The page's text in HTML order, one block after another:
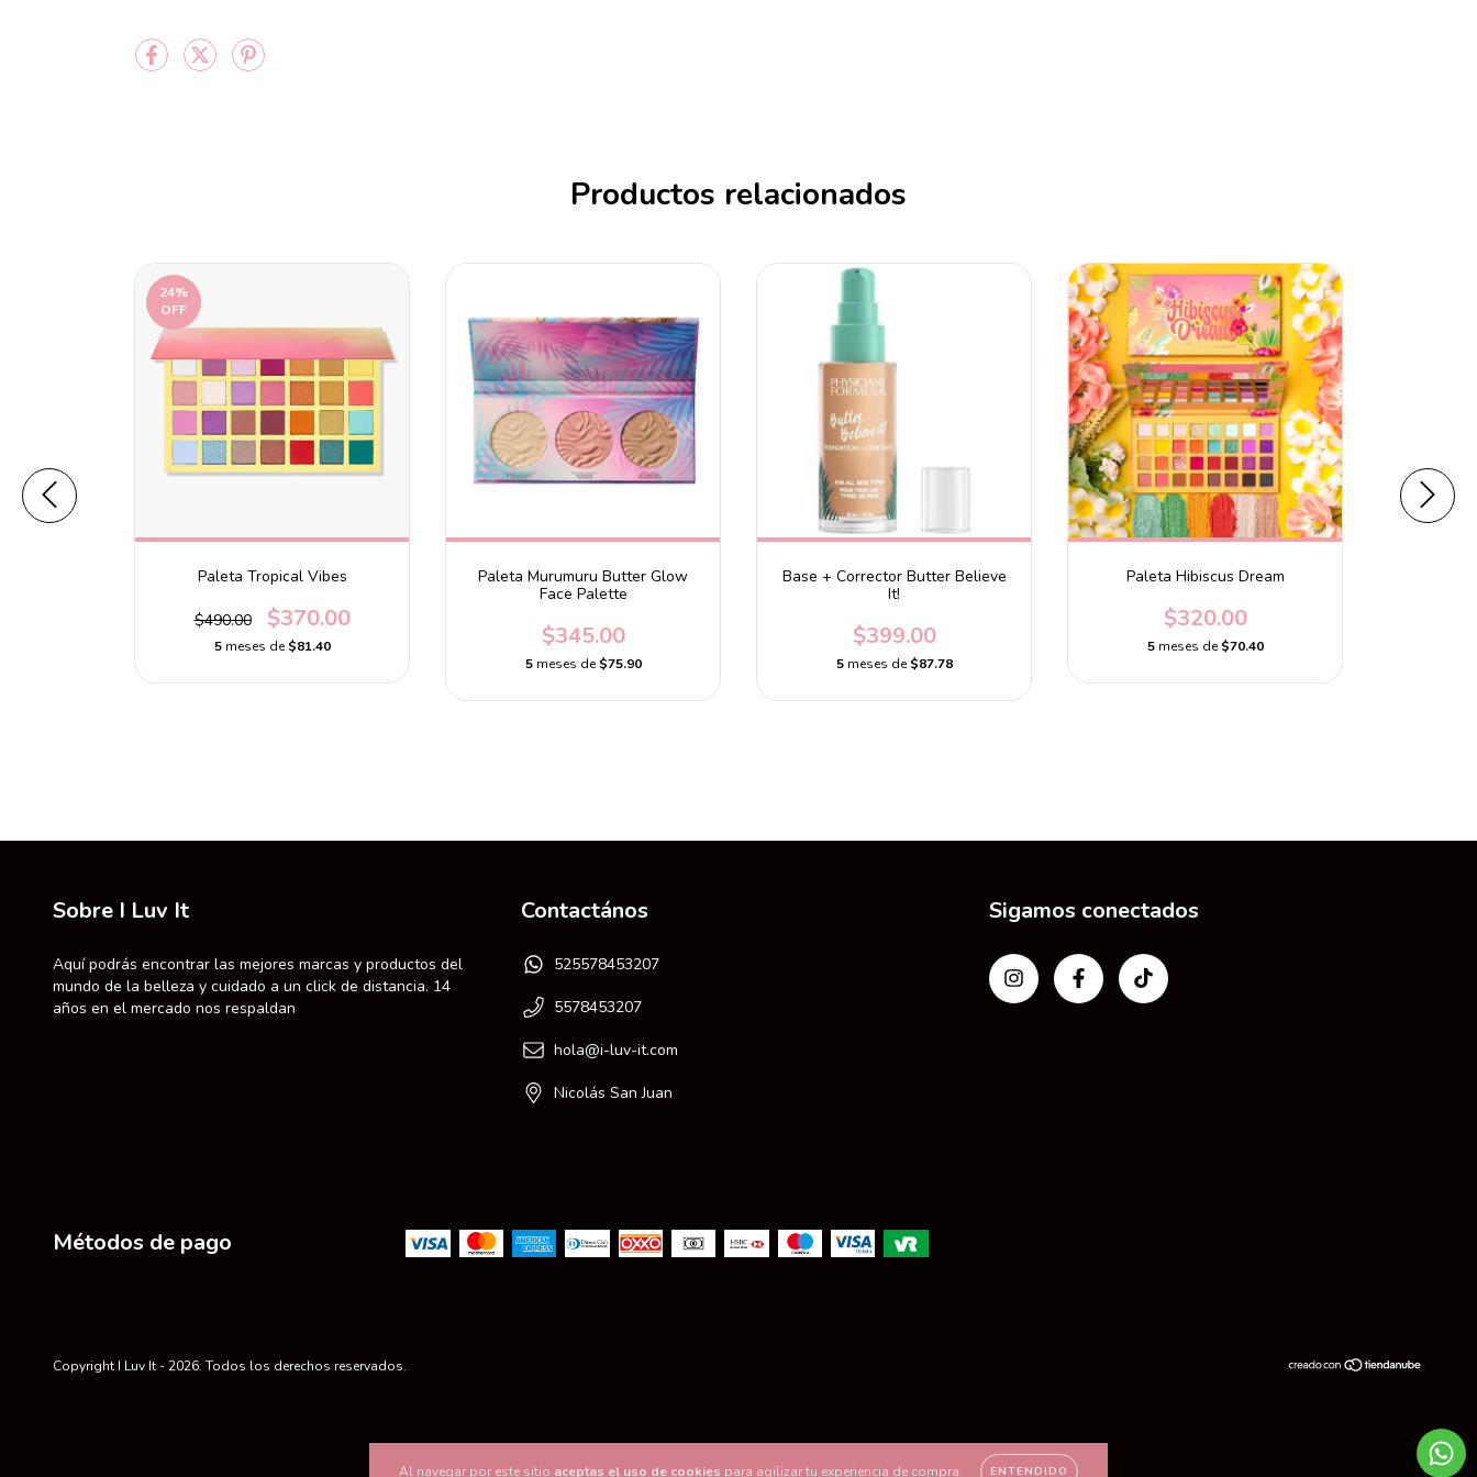
Al navegar por este sitio aceptas el uso de cookies para agilizar tu experiencia de compra. ENTENDIDO
Productos relacionados
24%
OFF
Paleta Tropical Vibes
$490.00 $370.00
5 meses de$81.40
Paleta Murumuru Butter Glow
Face Palette
$345.00
5 meses de$75.90
Base + Corrector Butter Believe
It!
$399.00
5 meses de$87.78
Paleta Hibiscus Dream
$320.00
5 meses de$70.40
Sobre I Luv It
Aquí podrás encontrar las mejores marcas y productos del
mundo de la belleza y cuidado a un click de distancia. 14
años en el mercado nos respaldan
Contactános
525578453207
5578453207
hola@i-luv-it.com
Nicolás San Juan
Sigamos conectados
Métodos de pago
Copyright I Luv It - 2026. Todos los derechos reservados.